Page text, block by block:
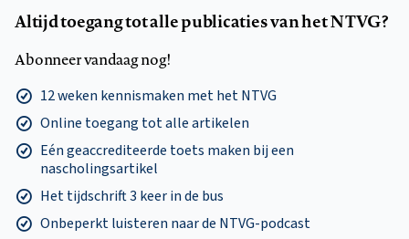
Altijd toegang tot alle publicaties van het NTVG?
Abonneer vandaag nog!
12 weken kennismaken met het NTVG
Online toegang tot alle artikelen
Eén geaccrediteerde toets maken bij een
nascholingsartikel
Het tijdschrift 3 keer in de bus
Onbeperkt luisteren naar de NTVG-podcast